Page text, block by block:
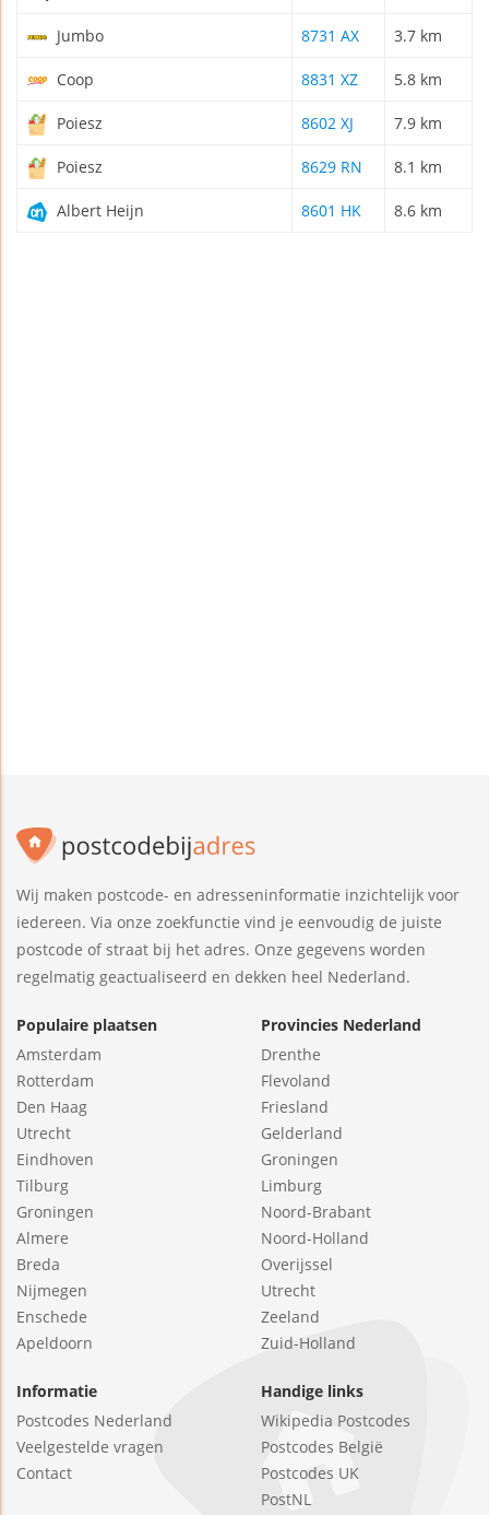
Jumbo 8731 AX 3.7 km
Coop 8831 XZ 5.8 km
Poiesz 8602 XJ 7.9 km
Poiesz 8629 RN 8.1 km
Albert Heijn 8601 HK 8.6 km
Wij maken postcode- en adresseninformatie inzichtelijk voor
iedereen. Via onze zoekfunctie vind je eenvoudig de juiste
postcode of straat bij het adres. Onze gegevens worden
regelmatig geactualiseerd en dekken heel Nederland.
Populaire plaatsen
Amsterdam
Rotterdam
Den Haag
Utrecht
Eindhoven
Tilburg
Groningen
Almere
Breda
Nijmegen
Enschede
Apeldoorn
Provincies Nederland
Drenthe
Flevoland
Friesland
Gelderland
Groningen
Limburg
Noord-Brabant
Noord-Holland
Overijssel
Utrecht
Zeeland
Zuid-Holland
Informatie
Postcodes Nederland
Veelgestelde vragen
Contact
Handige links
Wikipedia Postcodes
Postcodes België
Postcodes UK
PostNL